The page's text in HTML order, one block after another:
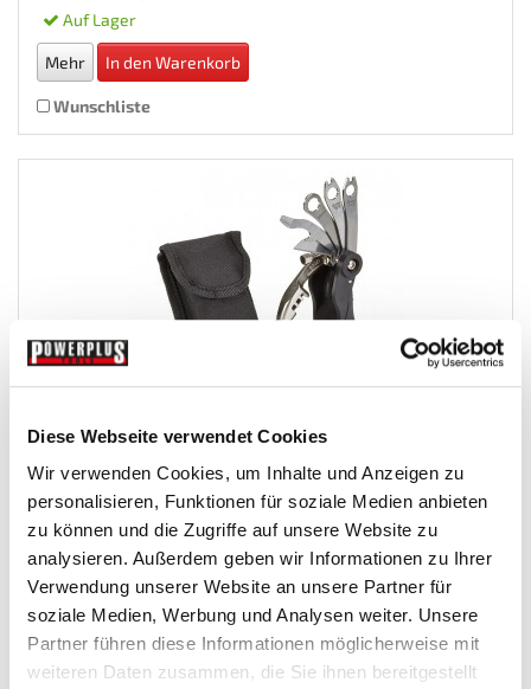
Diese Webseite verwendet Cookies
Wir verwenden Cookies, um Inhalte und Anzeigen zu
personalisieren, Funktionen für soziale Medien anbieten
zu können und die Zugriffe auf unsere Website zu
analysieren. Außerdem geben wir Informationen zu Ihrer
Verwendung unserer Website an unsere Partner für
soziale Medien, Werbung und Analysen weiter. Unsere
Partner führen diese Informationen möglicherweise mit
weiteren Daten zusammen, die Sie ihnen bereitgestellt
Auf Lager
Mehr In den Warenkorb
Wunschliste
Fahrrad Miniwerkzeug - Fahrrad Werkzeug Set im...
Fahrradwerkzeug
€ 9,95
Gewicht: 0.27 kg
Inkl. MwSt. zzgl.Versandkosten
Auf Lager